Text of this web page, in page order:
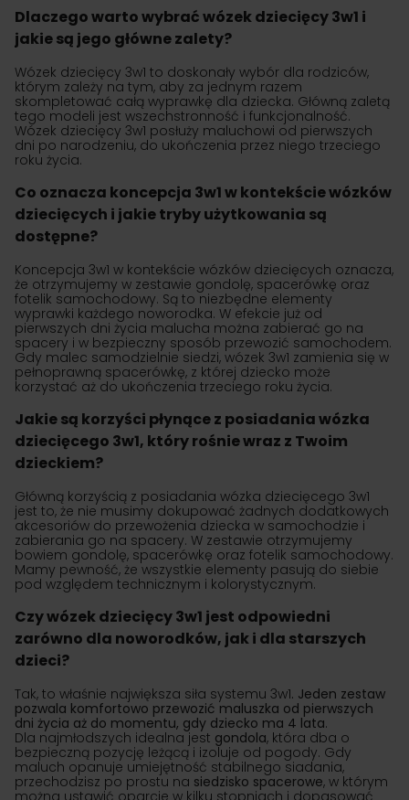
Dlaczego warto wybrać wózek dziecięcy 3w1 i
jakie są jego główne zalety?
Wózek dziecięcy 3w1 to doskonały wybór dla rodziców,
którym zależy na tym, aby za jednym razem
skompletować całą wyprawkę dla dziecka. Główną zaletą
tego modeli jest wszechstronność i funkcjonalność.
Wózek dziecięcy 3w1 posłuży maluchowi od pierwszych
dni po narodzeniu, do ukończenia przez niego trzeciego
roku życia.
Co oznacza koncepcja 3w1 w kontekście wózków
dziecięcych i jakie tryby użytkowania są
dostępne?
Koncepcja 3w1 w kontekście wózków dziecięcych oznacza,
że otrzymujemy w zestawie gondolę, spacerówkę oraz
fotelik samochodowy. Są to niezbędne elementy
wyprawki każdego noworodka. W efekcie już od
pierwszych dni życia malucha można zabierać go na
spacery i w bezpieczny sposób przewozić samochodem.
Gdy malec samodzielnie siedzi, wózek 3w1 zamienia się w
pełnoprawną spacerówkę, z której dziecko może
korzystać aż do ukończenia trzeciego roku życia.
Jakie są korzyści płynące z posiadania wózka
dziecięcego 3w1, który rośnie wraz z Twoim
dzieckiem?
Główną korzyścią z posiadania wózka dziecięcego 3w1
jest to, że nie musimy dokupować żadnych dodatkowych
akcesoriów do przewożenia dziecka w samochodzie i
zabierania go na spacery. W zestawie otrzymujemy
bowiem gondolę, spacerówkę oraz fotelik samochodowy.
Mamy pewność, że wszystkie elementy pasują do siebie
pod względem technicznym i kolorystycznym.
Czy wózek dziecięcy 3w1 jest odpowiedni
zarówno dla noworodków, jak i dla starszych
dzieci?
Tak, to właśnie największa siła systemu 3w1. Jeden zestaw
pozwala komfortowo przewozić maluszka od pierwszych
dni życia aż do momentu, gdy dziecko ma 4 lata.
Dla najmłodszych idealna jest gondola, która dba o
bezpieczną pozycję leżącą i izoluje od pogody. Gdy
maluch opanuje umiejętność stabilnego siadania,
przechodzisz po prostu na siedzisko spacerowe, w którym
można ustawić oparcie w kilku stopniach i dopasować